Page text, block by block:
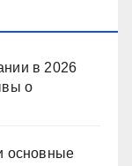
в 2026
о
основные